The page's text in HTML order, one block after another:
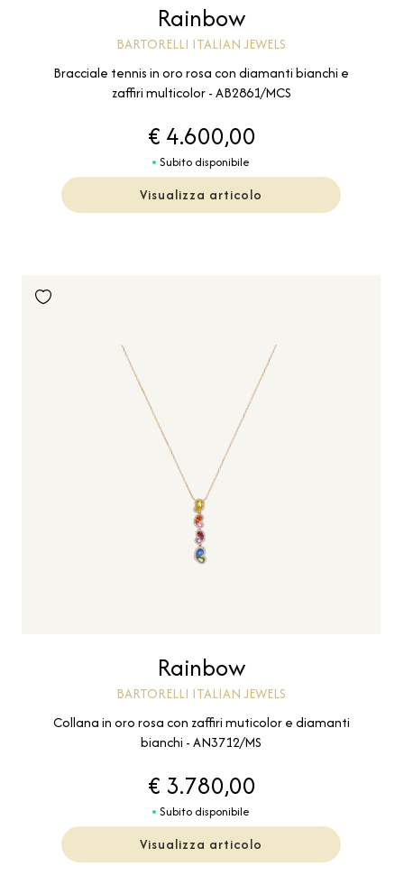
Rainbow
BARTORELLI ITALIAN JEWELS
Bracciale tennis in oro rosa con diamanti bianchi e
zaffiri multicolor - AB2861/MCS
€ 4.600,00
Subito disponibile
Visualizza articolo
Rainbow
BARTORELLI ITALIAN JEWELS
Collana in oro rosa con zaffiri muticolor e diamanti
bianchi - AN3712/MS
€ 3.780,00
Subito disponibile
Visualizza articolo